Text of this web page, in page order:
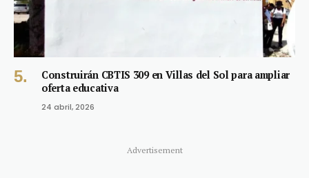
Construirán CBTIS 309 en Villas del Sol para ampliar
oferta educativa
24 abril, 2026
Advertisement